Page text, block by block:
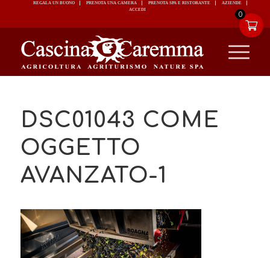
0
REGALA UN BUONO PRENOTA UNA CAMERA PRENOTA SPA E RISTORANTE
DSC01043 COME
OGGETTO
AVANZATO-1